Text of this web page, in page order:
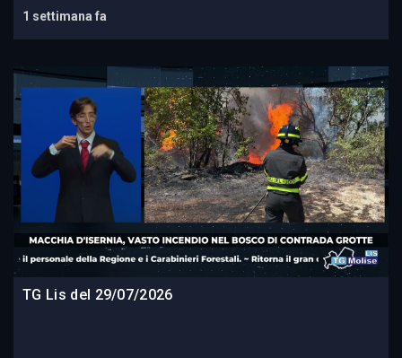
1 settimana fa
TG Lis del 29/07/2026